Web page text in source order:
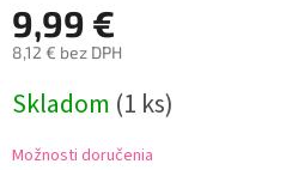
9,99 €
8,12 € bez DPH
cena:
Skladom (1 ks)
Možnosti doručenia